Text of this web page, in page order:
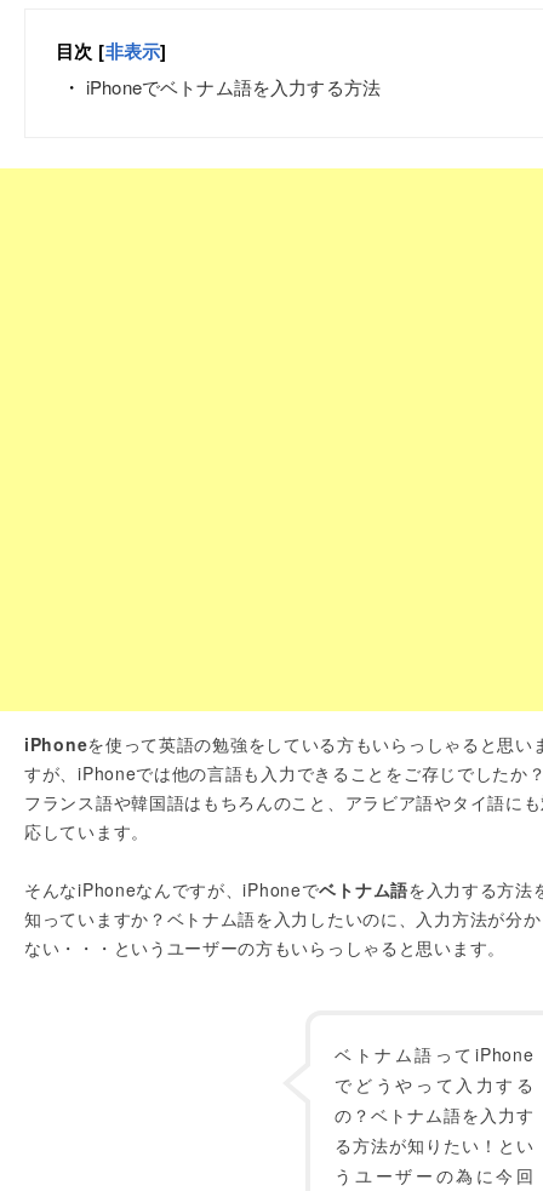
目次 [非表示]
iPhoneでベトナム語を入力する方法
iPhoneを使って英語の勉強をしている方もいらっしゃると思い
すが、iPhoneでは他の言語も入力できることをご存じでしたか
フランス語や韓国語はもちろんのこと、アラビア語やタイ語に
応しています。
そんなiPhoneなんですが、iPhoneでベトナム語を入力する方法
知っていますか？ベトナム語を入力したいのに、入力方法が分
ない・・・というユーザーの方もいらっしゃると思います。
ベトナム語ってiPhone
でどうやって入力する
の？ベトナム語を入力す
る方法が知りたい！とい
うユーザーの為に今回